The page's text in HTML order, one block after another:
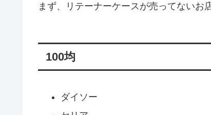
まず、リテーナーケースが売ってないお
100均
ダイソー